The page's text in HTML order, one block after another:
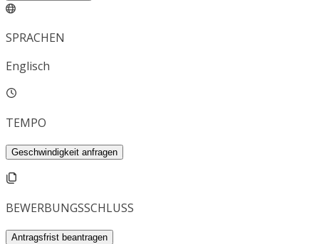
SPRACHEN
Englisch
TEMPO
Geschwindigkeit anfragen
BEWERBUNGSSCHLUSS
Antragsfrist beantragen